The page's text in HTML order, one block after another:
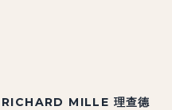
RICHARD MILLE 理查德